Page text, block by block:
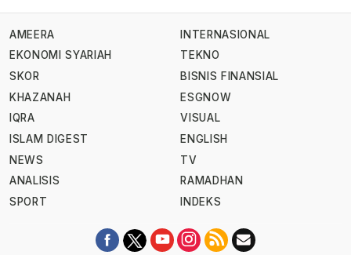
AMEERA
EKONOMI SYARIAH
SKOR
KHAZANAH
IQRA
ISLAM DIGEST
NEWS
ANALISIS
SPORT
INTERNASIONAL
TEKNO
BISNIS FINANSIAL
ESGNOW
VISUAL
ENGLISH
TV
RAMADHAN
INDEKS